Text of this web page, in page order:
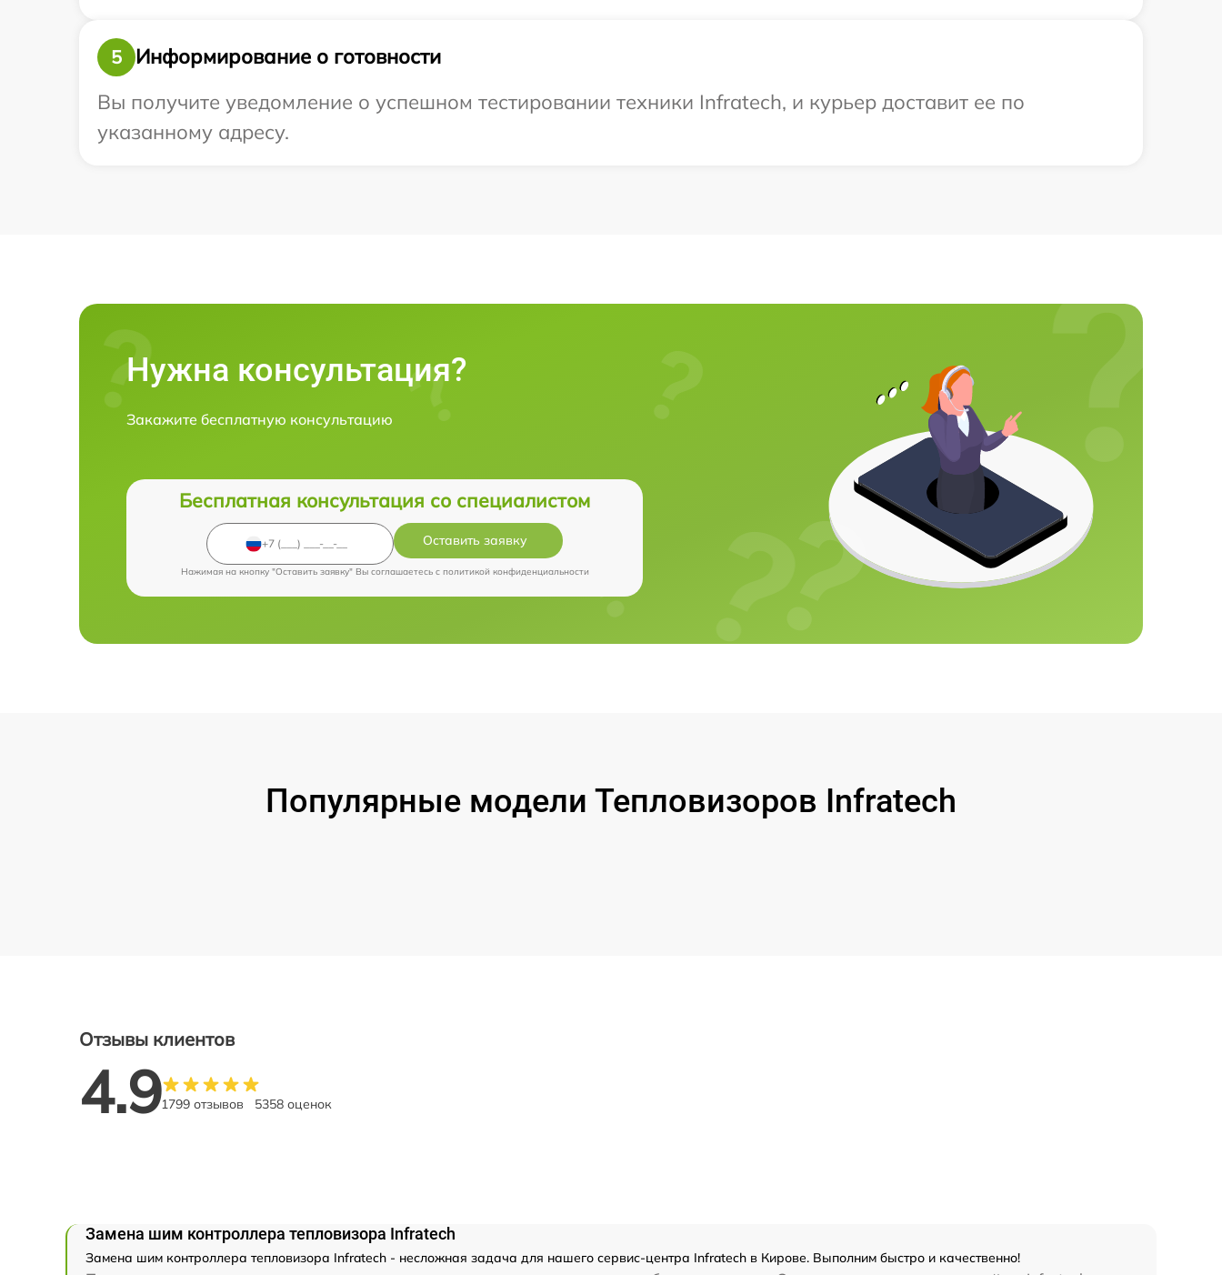
5
Информирование о готовности
Вы получите уведомление о успешном тестировании техники Infratech, и курьер доставит ее по
указанному адресу.
Нужна консультация?
Закажите бесплатную консультацию
Бесплатная консультация со специалистом
Оставить заявку
Нажимая на кнопку "Оставить заявку" Вы соглашаетесь c политикой конфиденциальности
Популярные модели Тепловизоров Infratech
Отзывы клиентов
4.91799 отзывов 5358 оценок
Замена шим контроллера тепловизора Infratech
Замена шим контроллера тепловизора Infratech - несложная задача для нашего сервис-центра Infratech в Кирове. Выполним быстро и качественно!